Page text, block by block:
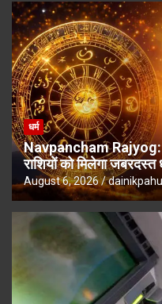
धर्म
Navpancham Rajyog:
राशियों को मिलेगा
August 6, 2026